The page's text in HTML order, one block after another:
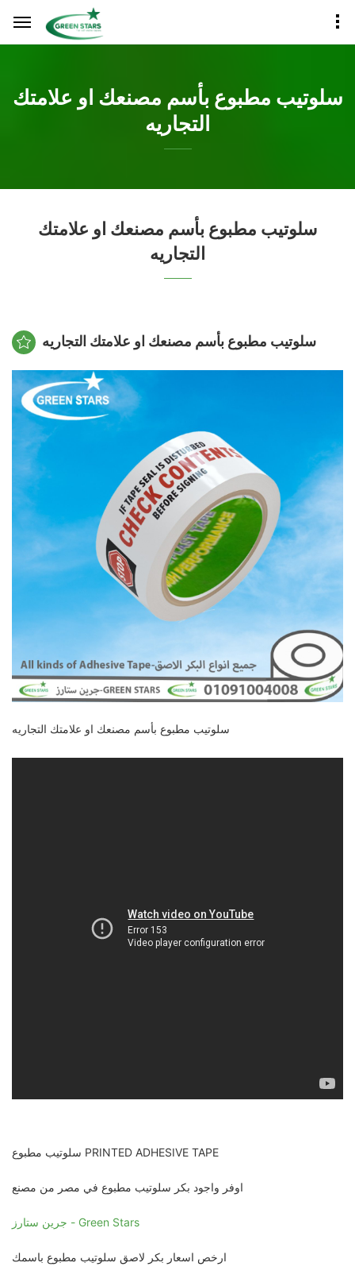
سلوتيب مطبوع بأسم مصنعك او علامتك
التجاريه
سلوتيب مطبوع بأسم مصنعك او علامتك
التجاريه
سلوتيب مطبوع بأسم مصنعك او علامتك التجاريه
سلوتيب مطبوع بأسم مصنعك او علامتك التجاريه
سلوتيب مطبوع PRINTED ADHESIVE TAPE
اوفر واجود بكر سلوتيب مطبوع في مصر من مصنع
جرين ستارز - Green Stars
ارخص اسعار بكر لاصق سلوتيب مطبوع باسمك